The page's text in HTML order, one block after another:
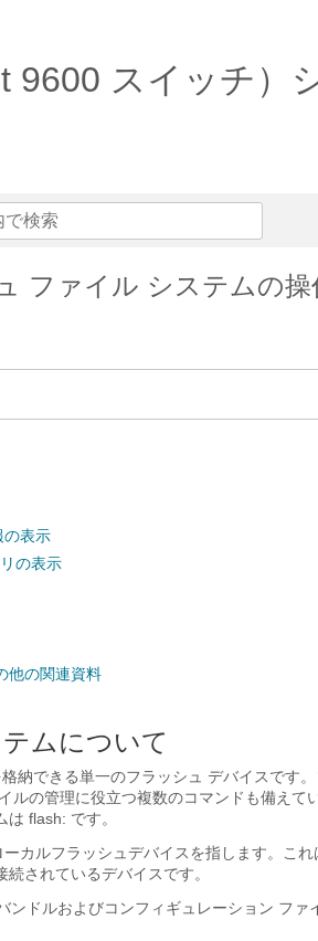
9600 スイッチ）
ファイル システムの操
の表示
の表示
他の関連資料
ムについて
納できる単一のフラッシュ デバイスです
ルの管理に役立つ複数のコマンドも備えて
flash: です。
カルフラッシュデバイスを指します。これ
されているデバイスです。
ドルおよびコンフィギュレーション ファ